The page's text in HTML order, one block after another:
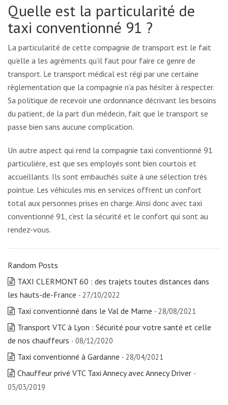
Quelle est la particularité de
taxi conventionné 91 ?
La particularité de cette compagnie de transport est le fait
qu’elle a les agréments qu’il faut pour faire ce genre de
transport. Le transport médical est régi par une certaine
règlementation que la compagnie n’a pas hésiter à respecter.
Sa politique de recevoir une ordonnance décrivant les besoins
du patient, de la part d’un médecin, fait que le transport se
passe bien sans aucune complication.
Un autre aspect qui rend la compagnie taxi conventionné 91
particulière, est que ses employés sont bien courtois et
accueillants. Ils sont embauchés suite à une sélection très
pointue. Les véhicules mis en services offrent un confort
total aux personnes prises en charge. Ainsi donc avec taxi
conventionné 91, c’est la sécurité et le confort qui sont au
rendez-vous.
Random Posts
TAXI CLERMONT 60 : des trajets toutes distances dans
les hauts-de-France - 27/10/2022
Taxi conventionné dans le Val de Marne - 28/08/2021
Transport VTC à Lyon : Sécurité pour votre santé et celle
de nos chauffeurs - 08/12/2020
Taxi conventionné à Gardanne - 28/04/2021
Chauffeur privé VTC Taxi Annecy avec Annecy Driver -
05/03/2019